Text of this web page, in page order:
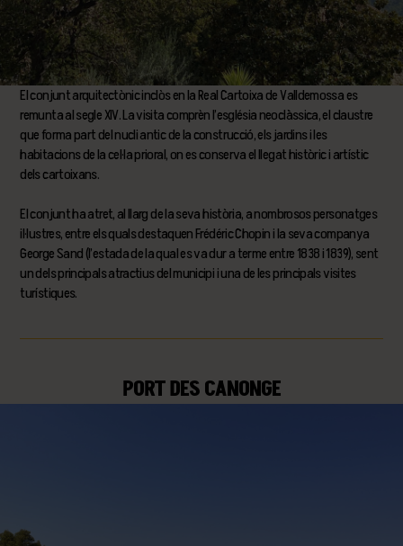
El conjunt arquitectònic inclòs en la Real Cartoixa de Valldemossa es
remunta al segle XIV. La visita comprèn l’església neoclàssica, el claustre
que forma part del nucli antic de la construcció, els jardins i les
habitacions de la cel·la prioral, on es conserva el llegat històric i artístic
dels cartoixans.
El conjunt ha atret, al llarg de la seva història, a nombrosos personatges
il·lustres, entre els quals destaquen Frédéric Chopin i la seva companya
George Sand (l’estada de la qual es va dur a terme entre 1838 i 1839), sent
un dels principals atractius del municipi i una de les principals visites
turístiques.
PORT DES CANONGE